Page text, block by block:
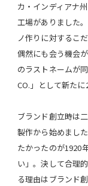
カ・インディアナ
工場がありました
ノ作りに対するこ
偶然にも会う機会
のラストネームが
CO.」として新たに
ブランド創立時は
製作から始めまし
たかったのが1920
い」。決して合理
る理由はブランド